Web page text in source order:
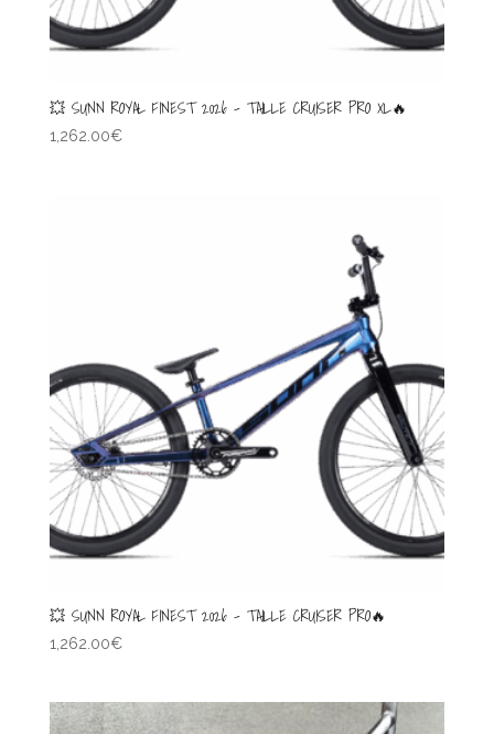
💥 SUNN ROYAL FINEST 2026 – TAILLE CRUISER PRO XL🔥
1,262.00€
💥 SUNN ROYAL FINEST 2026 – TAILLE CRUISER PRO🔥
1,262.00€